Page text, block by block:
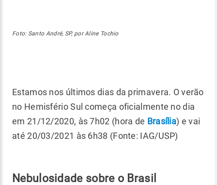
Foto: Santo André, SP, por Aline Tochio
Estamos nos últimos dias da primavera. O verão
no Hemisfério Sul começa oficialmente no dia
em 21/12/2020, às 7h02 (hora de Brasília) e vai
até 20/03/2021 às 6h38 (Fonte: IAG/USP)
Nebulosidade sobre o Brasil